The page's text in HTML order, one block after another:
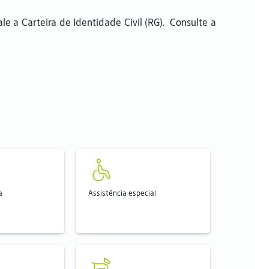
a Carteira de Identidade Civil (RG). Consulte a
Assistência especial